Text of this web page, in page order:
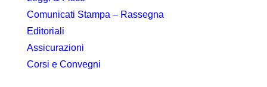
Comunicati Stampa – Rassegna
Editoriali
Assicurazioni
Corsi e Convegni